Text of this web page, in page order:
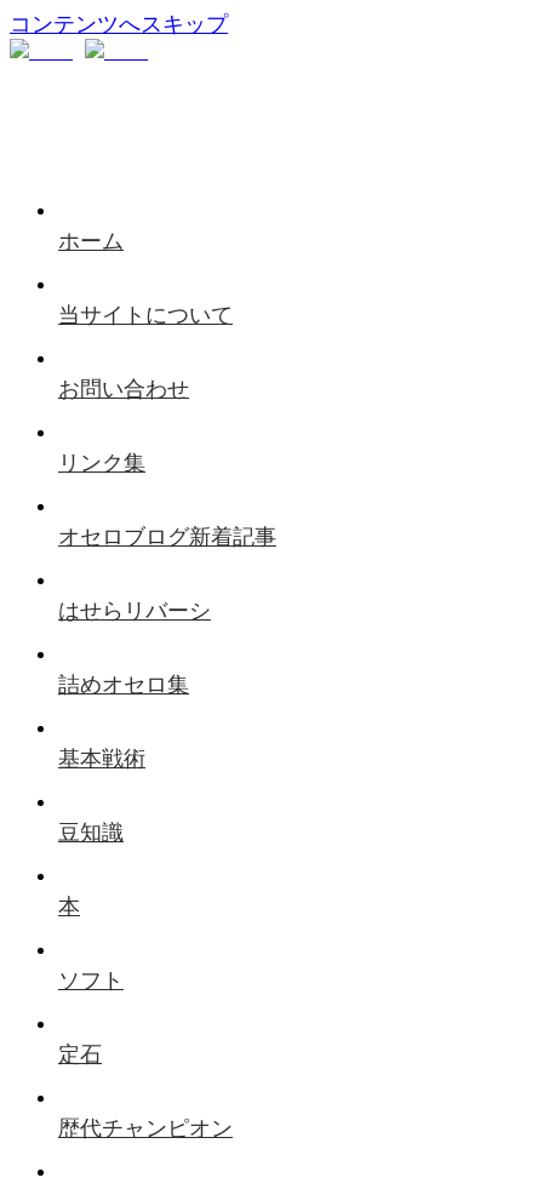
コンテンツへスキップ
ホーム
当サイトについて
お問い合わせ
リンク集
オセロブログ新着記事
はせらリバーシ
詰めオセロ集
基本戦術
豆知識
本
ソフト
定石
歴代チャンピオン